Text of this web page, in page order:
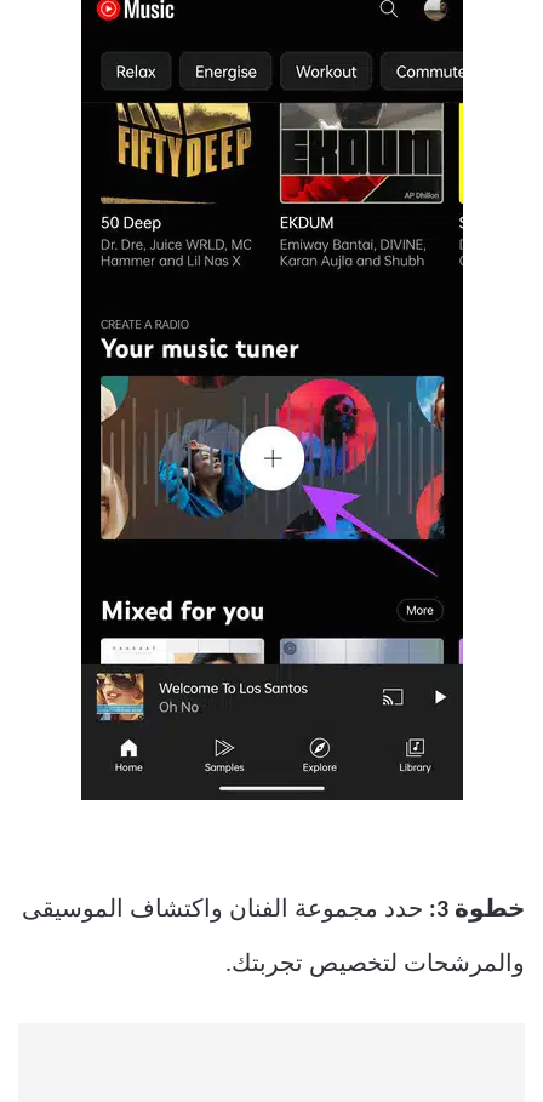
خطوة 3: حدد مجموعة الفنان واكتشاف الموسيقى
والمرشحات لتخصيص تجربتك.